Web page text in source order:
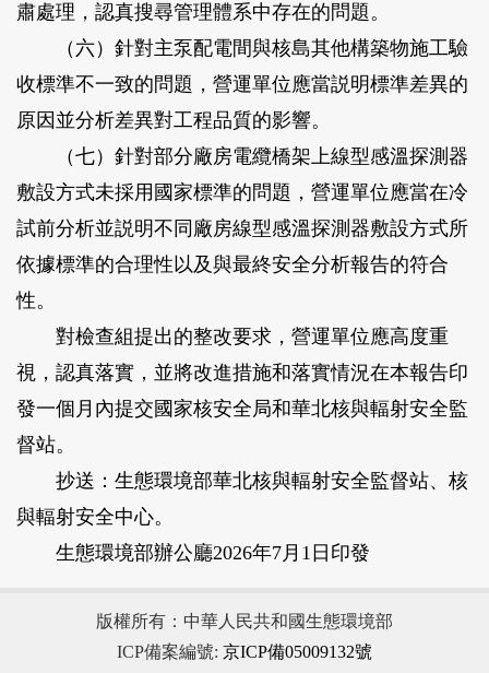
肅處理，認真搜尋管理體系中存在的問題。
（六）針對主泵配電間與核島其他構築物施工驗
收標準不一致的問題，營運單位應當説明標準差異的
原因並分析差異對工程品質的影響。
（七）針對部分廠房電纜橋架上線型感溫探測器
敷設方式未採用國家標準的問題，營運單位應當在冷
試前分析並説明不同廠房線型感溫探測器敷設方式所
依據標準的合理性以及與最終安全分析報告的符合
性。
對檢查組提出的整改要求，營運單位應高度重
視，認真落實，並將改進措施和落實情況在本報告印
發一個月內提交國家核安全局和華北核與輻射安全監
督站。
抄送：生態環境部華北核與輻射安全監督站、核
與輻射安全中心。
生態環境部辦公廳2026年7月1日印發
版權所有：中華人民共和國生態環境部
ICP備案編號: 京ICP備05009132號